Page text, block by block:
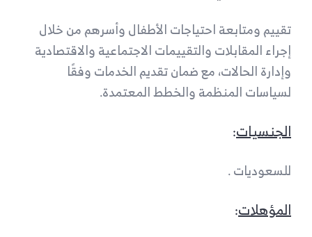
تقييم ومتابعة احتياجات الأطفال وأسرهم من خلال
إجراء المقابلات والتقييمات الاجتماعية والاقتصادية
وإدارة الحالات، مع ضمان تقديم الخدمات وفقًا
لسياسات المنظمة والخطط المعتمدة.
الجنسيات:
للسعوديات .
المؤهلات: